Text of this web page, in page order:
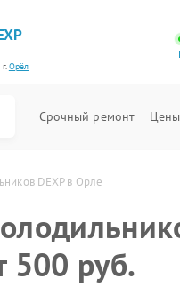
Орёл
Срочный ремонт Цены
DEXP в Орле
500 руб.